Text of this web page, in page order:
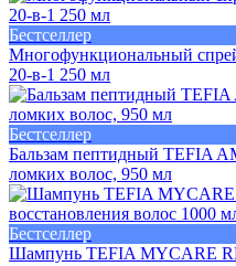
Бестселлер
Многофункциональный
20-в-1 250 мл
Бестселлер
Бальзам пептидный TEFIA
ломких волос, 950 мл
Бестселлер
Шампунь TEFIA MYCARE